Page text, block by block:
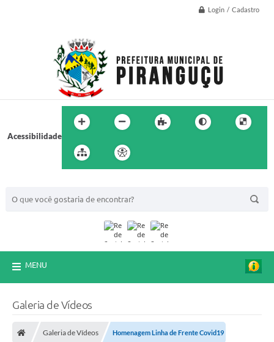
Login / Cadastro
Acessibilidade
MENU
Galeria de Vídeos
Galeria de Vídeos Homenagem Linha de Frente Covid19